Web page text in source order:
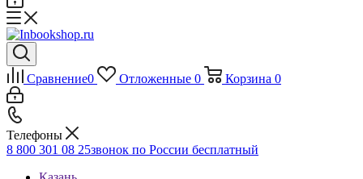
Сравнение0 Отложенные 0 Корзина 0
Телефоны
8 800 301 08 25звонок по России бесплатный